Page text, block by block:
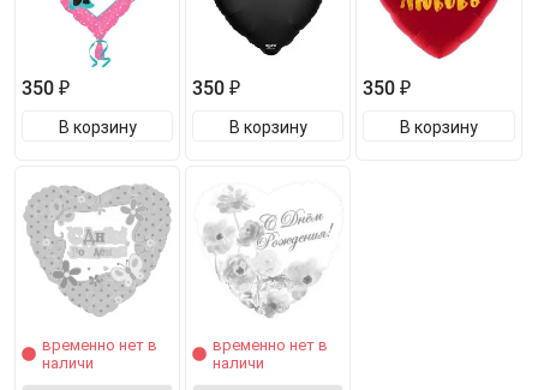
350 ₽
В корзину
350 ₽
В корзину
350 ₽
В корзину
временно нет в
наличи
временно нет в
наличи